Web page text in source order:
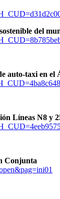
del
auto-taxi en
Líneas N8 y
Conjunta